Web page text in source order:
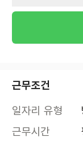
근무조건
일자리 유형
근무시간